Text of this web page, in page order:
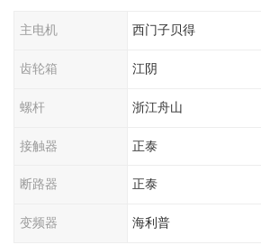
主电机 西门子贝得
齿轮箱 江阴
螺杆 浙江舟山
接触器 正泰
断路器 正泰
变频器 海利普